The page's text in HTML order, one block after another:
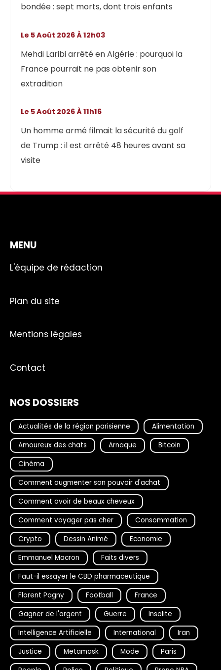
bondée : sept morts, dont trois enfants
Mehdi Laribi arrêté en Algérie : pourquoi la
France pourrait ne pas obtenir son
extradition
Le 5 Août 2026 À 12h03
Un homme armé filmait la sécurité du golf
de Trump : il est arrêté 48 heures avant sa
visite
Le 5 Août 2026 À 11h16
MENU
L'équipe de rédaction
Plan du site
Mentions légales
Contact
NOS DOSSIERS
Actualités de la région parisienne
Alimentation
Amoureux des chats
Arnaque
Bitcoin
Cinéma
Comment augmenter son pouvoir d'achat
Comment avoir de beaux cheveux
Comment voyager pas cher
Consommation
Crypto
Dessin Animé
Economie
Emmanuel Macron
Faits divers
Faut-il essayer le CBD pharmaceutique
Florent Pagny
Football
France
Gagner de l'argent
Guerre
Insolite
Intelligence Artificielle
International
Iran
Justice
Metamask Mode
Paris